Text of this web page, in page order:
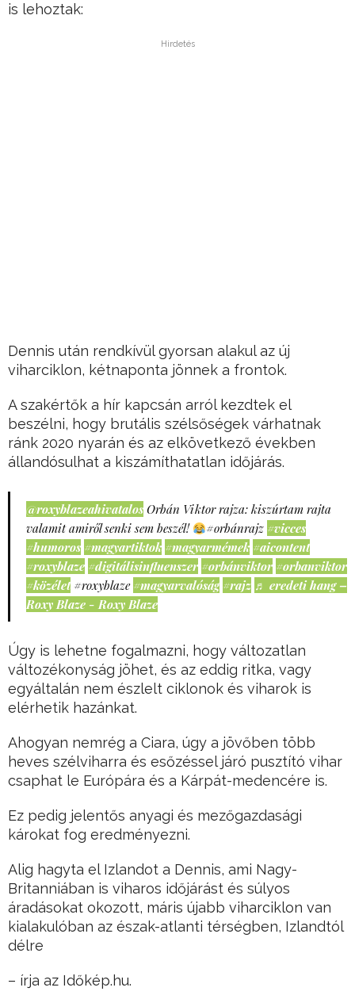
is lehoztak:
Hirdetés
Dennis után rendkívül gyorsan alakul az új
viharciklon, kétnaponta jönnek a frontok.
A szakértők a hír kapcsán arról kezdtek el
beszélni, hogy brutális szélsőségek várhatnak
ránk 2020 nyarán és az elkövetkező években
állandósulhat a kiszámíthatatlan időjárás.
@roxyblazeahivatalos Orbán Viktor rajza: kiszúrtam rajta
valamit amiről senki sem beszél!
#orbánrajz #vicces
#humoros #magyartiktok #magyarmémek #aicontent
#roxyblaze #digitálisinfluenszer #orbánviktor #orbanviktor
#közélet #roxyblaze #magyarvalóság #rajz ♬ eredeti hang –
Roxy Blaze - Roxy Blaze
Úgy is lehetne fogalmazni, hogy változatlan
változékonyság jöhet, és az eddig ritka, vagy
egyáltalán nem észlelt ciklonok és viharok is
elérhetik hazánkat.
Ahogyan nemrég a Ciara, úgy a jövőben több
heves szélviharra és esőzéssel járó pusztító vihar
csaphat le Európára és a Kárpát-medencére is.
Ez pedig jelentős anyagi és mezőgazdasági
károkat fog eredményezni.
Alig hagyta el Izlandot a Dennis, ami Nagy-
Britanniában is viharos időjárást és súlyos
áradásokat okozott, máris újabb viharciklon van
kialakulóban az észak-atlanti térségben, Izlandtól
délre
– írja az Időkép.hu.